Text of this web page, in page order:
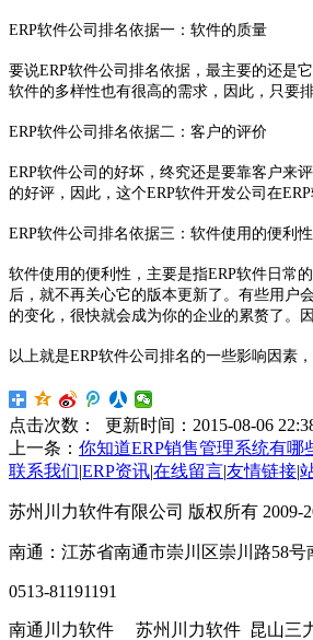
ERP软件公司排名依据一：软件的质量
要说ERP软件公司排名依据，最主要的还是
软件的多样性也有很高的需求，因此，只要
ERP软件公司排名依据二：客户的评价
ERP软件公司的好坏，终究还是要靠客户来
的好评，因此，这个ERP软件开发公司在
ERP软件公司排名依据三：软件使用的便利性
软件使用的便利性，主要是指ERP软件日常
后，就不再关心它的版本更新了。有些用户
的变化，很快就会成为你的企业的累赘了。
以上就是ERP软件公司排名的一些影响因素
点击次数： 更新时间：2015-08-06
上一条： 你知道ERP销售管理系统有哪
联系我们|ERP资讯|在线留言|友情链接|
苏州川力软件有限公司 版权所有 2009-
南通：江苏省南通市崇川区崇川路58
0513-81191191
南通川力软件 苏州川力软件 昆山三